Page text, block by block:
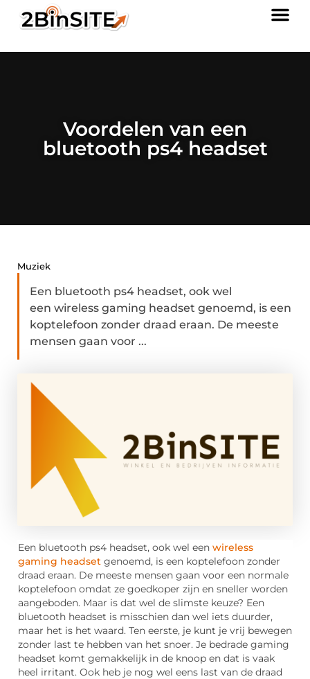
Voordelen van een
bluetooth ps4 headset
Muziek
Een bluetooth ps4 headset, ook wel
een wireless gaming headset genoemd, is een
koptelefoon zonder draad eraan. De meeste
mensen gaan voor ...
Een bluetooth ps4 headset, ook wel een wireless
gaming headset genoemd, is een koptelefoon zonder
draad eraan. De meeste mensen gaan voor een normale
koptelefoon omdat ze goedkoper zijn en sneller worden
aangeboden. Maar is dat wel de slimste keuze? Een
bluetooth headset is misschien dan wel iets duurder,
maar het is het waard. Ten eerste, je kunt je vrij bewegen
zonder last te hebben van het snoer. Je bedrade gaming
headset komt gemakkelijk in de knoop en dat is vaak
heel irritant. Ook heb je nog wel eens last van de draad